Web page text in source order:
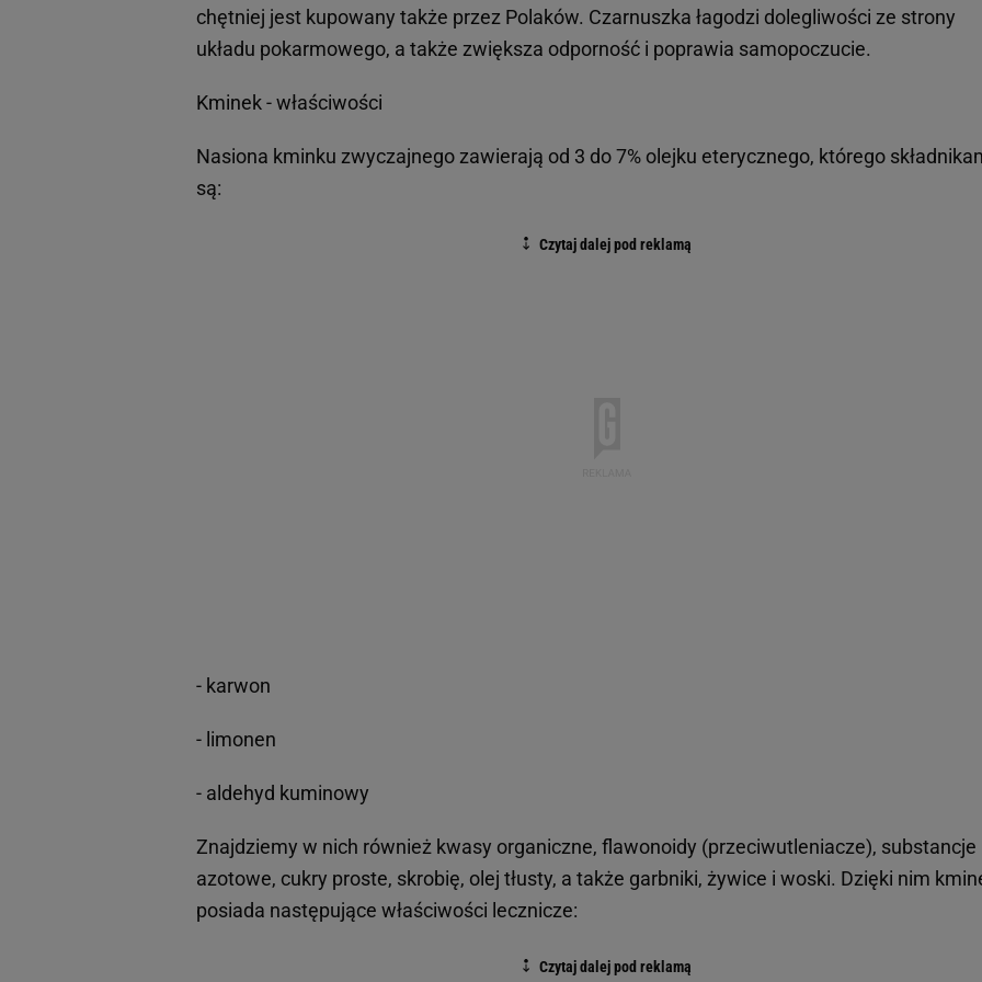
chętniej jest kupowany także przez Polaków. Czarnuszka łagodzi dolegliwości ze strony
układu pokarmowego, a także zwiększa odporność i poprawia samopoczucie.
Kminek - właściwości
Nasiona kminku zwyczajnego zawierają od 3 do 7% olejku eterycznego, którego
są:
- karwon
- limonen
- aldehyd kuminowy
Znajdziemy w nich również kwasy organiczne, flawonoidy (przeciwutleniacze), substancje
azotowe, cukry proste, skrobię, olej tłusty, a także garbniki, żywice i woski. Dzięki nim
posiada następujące właściwości lecznicze: